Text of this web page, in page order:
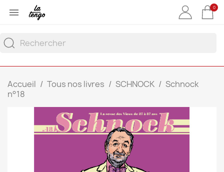
 0
Accueil Tous nos livres SCHNOCK
Schnock
n°18